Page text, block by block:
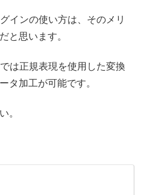
インの使い方は、そのメリ
と思います。
は正規表現を使用した変換
タ加工が可能です。
。